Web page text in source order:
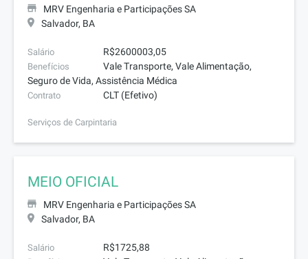
MRV Engenharia e Participações SA
Salvador, BA
Salário R$2600003,05
Benefícios
Vale Transporte, Vale Alimentação,
Seguro de Vida, Assistência Médica
Contrato CLT (Efetivo)
Serviços de Carpintaria
MEIO OFICIAL
MRV Engenharia e Participações SA
Salvador, BA
Salário R$1725,88